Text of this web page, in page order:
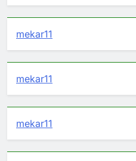
mekar11
mekar11
mekar11